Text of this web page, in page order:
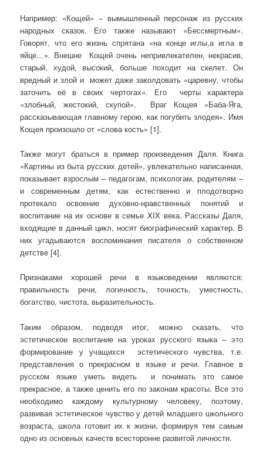
Например: «Кощей» – вымышленный персонаж из русских
народных сказок. Его также называют «Бессмертным».
Говорят, что его жизнь спрятана «на конце иглы,а игла в
яйце…». Внешне Кощей очень непривлекателен, некрасив,
старый, худой, высокий, больше походит на скелет. Он
вредный и злой и может даже заколдовать «царевну, чтобы
заточить её в своих чертогах». Его черты характера
«злобный, жестокий, скупой». Враг Кощея «Баба-Яга,
рассказывающая главному герою, как погубить злодея». Имя
Кощея произошло от «слова кость» [1].
Также могут браться в пример произведения Даля. Книга
«Картины из быта русских детей», увлекательно написанная,
показывает взрослым – педагогам, психологам, родителям –
и современным детям, как естественно и плодотворно
протекало освоение духовно-нравственных понятий и
воспитание на их основе в семье XIX века. Рассказы Даля,
входящие в данный цикл, носят биографический характер. В
них угадываются воспоминания писателя о собственном
детстве [4].
Признаками хорошей речи в языковедении являются:
правильность речи, логичность, точность, уместность,
богатство, чистота, выразительность.
Таким образом, подводя итог, можно сказать, что
эстетическое воспитание на уроках русского языка – это
формирование у учащихся эстетического чувства, т.е.
представления о прекрасном в языке и речи. Главное в
русском языке уметь видеть и понимать это самое
прекрасное, а также ценить его по законам красоты. Все это
необходимо каждому культурному человеку, поэтому,
развивая эстетическое чувство у детей младшего школьного
возраста, школа готовит их к жизни, формируя тем самым
одно из основных качеств всесторонне развитой личности.